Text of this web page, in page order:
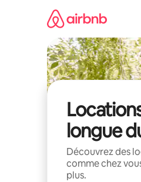
longue
Découvrez des
comme chez
plus.